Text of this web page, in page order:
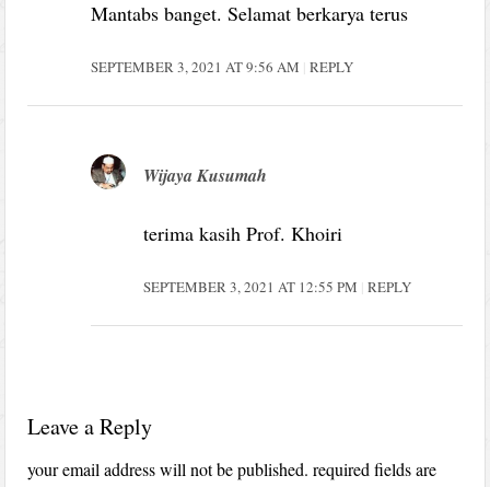
Mantabs banget. Selamat berkarya terus
SEPTEMBER 3, 2021 AT 9:56 AM REPLY
Wijaya Kusumah
terima kasih Prof. Khoiri
SEPTEMBER 3, 2021 AT 12:55 PM REPLY
Leave a Reply
your email address will not be published. required fields are